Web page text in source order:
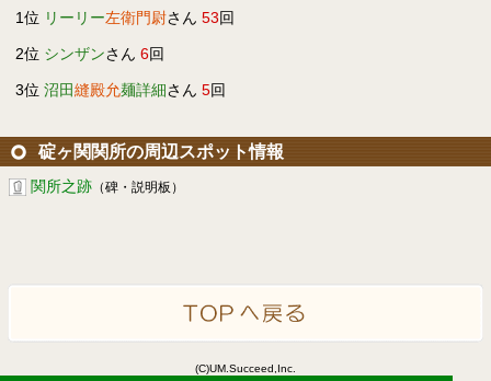
1位 リーリー左衛門尉さん 53回
2位 シンザンさん 6回
3位 沼田縫殿允麺詳細さん 5回
碇ヶ関関所の周辺スポット情報
関所之跡 （碑・説明板）
(C)UM.Succeed,Inc.